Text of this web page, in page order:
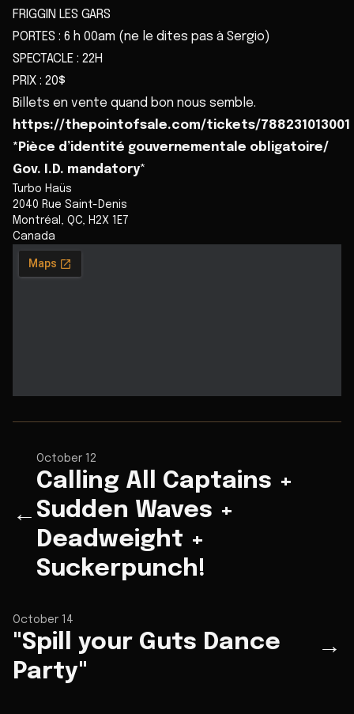
FRIGGIN LES GARS
PORTES : 6 h 00am (ne le dites pas à Sergio)
SPECTACLE : 22H
PRIX : 20$
Billets en vente quand bon nous semble.
https://thepointofsale.com/tickets/788231013001
*Pièce d’identité gouvernementale obligatoire/
Gov. I.D. mandatory*
Turbo Haüs
2040 Rue Saint-Denis
Montréal
QC
H2X 1E7
Canada
←
October 12
Calling All Captains +
Sudden Waves +
Deadweight +
Suckerpunch!
October 14
"Spill your Guts Dance
Party"
→